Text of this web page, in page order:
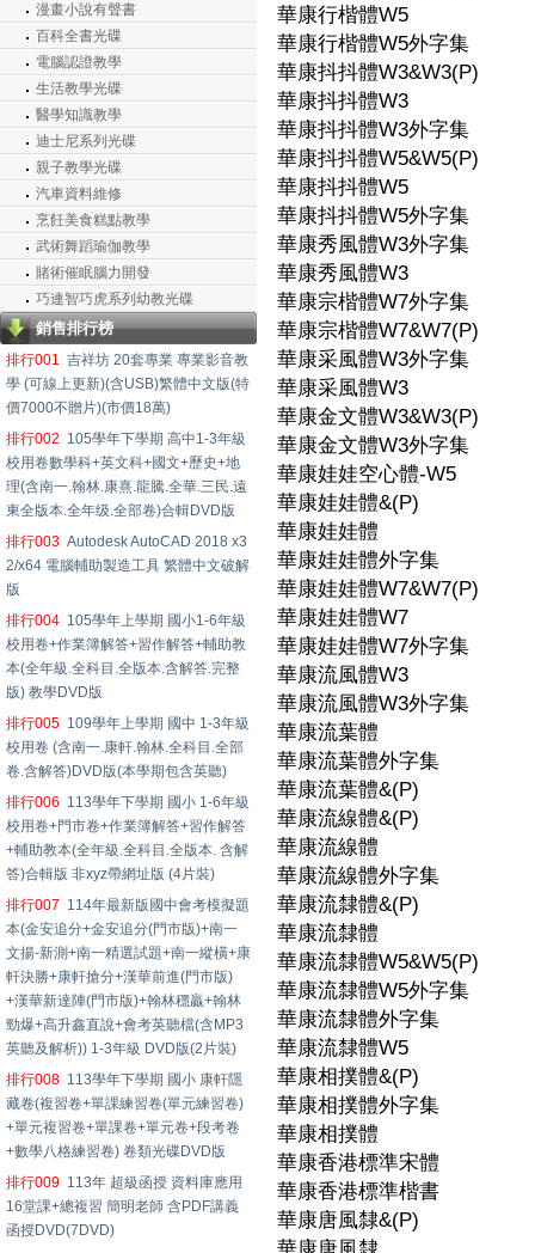
漫畫小說有聲書
百科全書光碟
電腦認證教學
生活教學光碟
醫學知識教學
迪士尼系列光碟
親子教學光碟
汽車資料維修
烹飪美食糕點教學
武術舞蹈瑜伽教學
賭術催眠腦力開發
巧連智巧虎系列幼教光碟
銷售排行榜
排行001 吉祥坊 20套專業 專業影音教
學 (可線上更新)(含USB)繁體中文版(特
價7000不贈片)(市價18萬)
排行002 105學年下學期 高中1-3年級
校用卷數學科+英文科+國文+歷史+地
理(含南一.翰林.康熹.龍騰.全華.三民.遠
東全版本.全年级.全部卷)合輯DVD版
排行003 Autodesk AutoCAD 2018 x3
2/x64 電腦輔助製造工具 繁體中文破解
版
排行004 105學年上學期 國小1-6年級
校用卷+作業簿解答+習作解答+輔助教
本(全年級.全科目.全版本.含解答.完整
版) 教學DVD版
排行005 109學年上學期 國中 1-3年級
校用卷 (含南一.康軒.翰林.全科目.全部
卷.含解答)DVD版(本學期包含英聽)
排行006 113學年下學期 國小 1-6年級
校用卷+門市卷+作業簿解答+習作解答
+輔助教本(全年級.全科目.全版本. 含解
答)合輯版 非xyz帶網址版 (4片裝)
排行007 114年最新版國中會考模擬題
本(金安追分+金安追分(門市版)+南一
文揚-新測+南一精選試題+南一縱橫+康
軒決勝+康軒搶分+漢華前進(門市版)
+漢華新達陣(門市版)+翰林穩贏+翰林
勁爆+高升鑫直說+會考英聽檔(含MP3
英聽及解析)) 1-3年級 DVD版(2片裝)
排行008 113學年下學期 國小 康軒隱
藏卷(複習卷+單課練習卷(單元練習卷)
+單元複習卷+單課卷+單元卷+段考卷
+數學八格練習卷) 卷類光碟DVD版
排行009 113年 超級函授 資料庫應用
16堂課+總複習 簡明老師 含PDF講義
函授DVD(7DVD)
華康行楷體W5
華康行楷體W5外字集
華康抖抖體W3&W3(P)
華康抖抖體W3
華康抖抖體W3外字集
華康抖抖體W5&W5(P)
華康抖抖體W5
華康抖抖體W5外字集
華康秀風體W3外字集
華康秀風體W3
華康宗楷體W7外字集
華康宗楷體W7&W7(P)
華康采風體W3外字集
華康采風體W3
華康金文體W3&W3(P)
華康金文體W3外字集
華康娃娃空心體-W5
華康娃娃體&(P)
華康娃娃體
華康娃娃體外字集
華康娃娃體W7&W7(P)
華康娃娃體W7
華康娃娃體W7外字集
華康流風體W3
華康流風體W3外字集
華康流葉體
華康流葉體外字集
華康流葉體&(P)
華康流線體&(P)
華康流線體
華康流線體外字集
華康流隸體&(P)
華康流隸體
華康流隸體W5&W5(P)
華康流隸體W5外字集
華康流隸體外字集
華康流隸體W5
華康相撲體&(P)
華康相撲體外字集
華康相撲體
華康香港標準宋體
華康香港標準楷書
華康唐風隸&(P)